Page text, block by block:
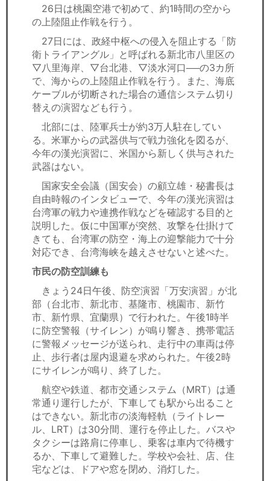
26日は桃園空港で初めて、約1時間の空から
の上陸阻止作戦を行う。
27日には、政経中枢への侵入を阻止する「防
衛トライアングル」と呼ばれる新北市八里区の
▽八里海岸、▽台北港、▽淡水河口──の3カ所
で、海からの上陸阻止作戦を行う。また、海底
ケーブルが切断された場合の通信システム切り
替えの演習なども行う。
北部には、陸軍兵士が約3万人駐在してい
る。米軍からの武器供与で戦力強化を図るが、
今年の漢光演習に、米国から新しく供与された
武器はない。
国家安全会議（国安会）の顧立雄・秘書長は
自由時報のインタビューで、今年の漢光演習は
台湾軍の戦力や連携作戦などを確認する目的と
説明した。仮に中国軍が突然、攻撃を仕掛けて
きても、台湾軍の防空・海上の迎撃能力で十分
対応でき、台湾海峡を越えさせないと述べた。
市民の防空訓練も
きょう24日午後、防空演習「万安演習」が北
部（台北市、新北市、基隆市、桃園市、新竹
市、新竹県、宜蘭県）で行われた。午後1時半
に防空警報（サイレン）が鳴り響き、携帯電話
に警報メッセージが送られ、走行中の車両は停
止、歩行者は屋内退避を求められた。午後2時
にサイレンが鳴り、終了した。
航空や鉄道、都市交通システム（MRT）は通
常通り運行したが、下車しても駅から出ること
はできない。新北市の淡海軽軌（ライトレー
ル、LRT）は30分間、運行を停止した。バスや
タクシーは路肩に停車し、乗客は車内で待機す
るか、下車して避難した。学校や会社、店、住
宅などは、ドアや窓を閉め、消灯した。